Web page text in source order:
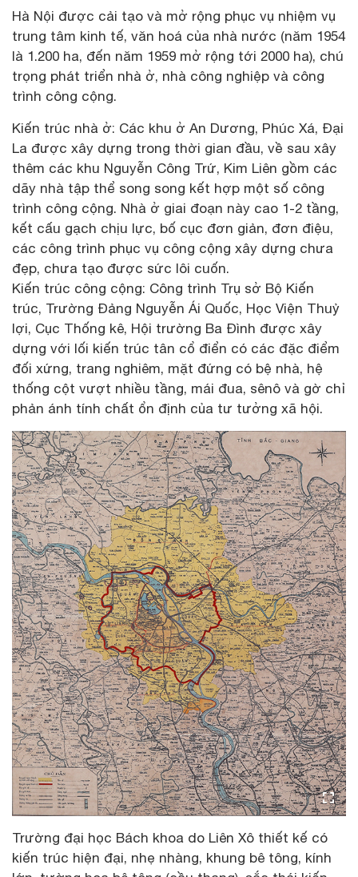
Hà Nội được cải tạo và mở rộng phục vụ nhiệm vụ
trung tâm kinh tế, văn hoá của nhà nước (năm 1954
là 1.200 ha, đến năm 1959 mở rộng tới 2000 ha), chú
trọng phát triển nhà ở, nhà công nghiệp và công
trình công cộng.
Kiến trúc nhà ở: Các khu ở An Dương, Phúc Xá, Đại
La được xây dựng trong thời gian đầu, về sau xây
thêm các khu Nguyễn Công Trứ, Kim Liên gồm các
dãy nhà tập thể song song kết hợp một số công
trình công cộng. Nhà ở giai đoạn này cao 1-2 tầng,
kết cấu gạch chịu lực, bố cục đơn giản, đơn điệu,
các công trình phục vụ công cộng xây dựng chưa
đẹp, chưa tạo được sức lôi cuốn.
Kiến trúc công cộng: Công trình Trụ sở Bộ Kiến
trúc, Trường Đảng Nguyễn Ái Quốc, Học Viện Thuỷ
lợi, Cục Thống kê, Hội trường Ba Đình được xây
dựng với lối kiến trúc tân cổ điển có các đặc điểm
đối xứng, trang nghiêm, mặt đứng có bệ nhà, hệ
thống cột vượt nhiều tầng, mái đua, sênô và gờ chỉ
phản ánh tính chất ổn định của tư tưởng xã hội.
Trường đại học Bách khoa do Liên Xô thiết kế có
kiến trúc hiện đại, nhẹ nhàng, khung bê tông, kính